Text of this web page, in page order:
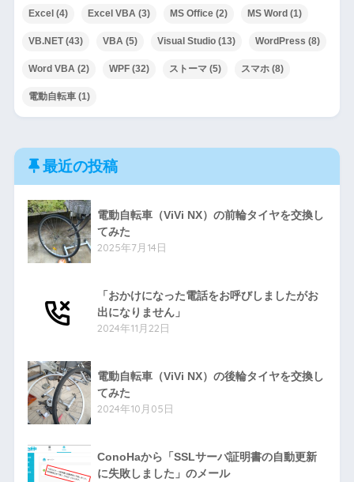
Excel (4) Excel VBA(3) MS Office(2) MS Word (1)
VB.NET(43) VBA(5) Visual Studio(13) WordPress (8)
Word VBA(2) WPF(32) ストーマ(5) スマホ(8)
電動自転車(1)
最近の投稿
電動自転車（ViVi NX）の前輪タイヤを交換し
てみた
2025年7月14日
「おかけになった電話をお呼びしましたがお
出になりません」
2024年11月22日
電動自転車（ViVi NX）の後輪タイヤを交換し
てみた
2024年10月05日
ConoHaから「SSLサーバ証明書の自動更新
に失敗しました」のメール